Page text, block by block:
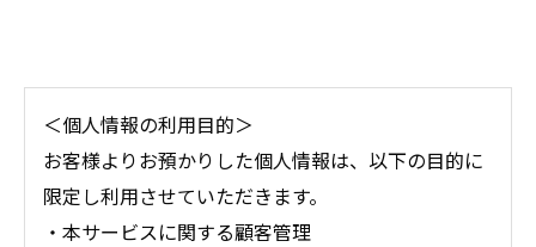
＜個人情報の利用目的＞
お客様よりお預かりした個人情報は、以下の目的に
限定し利用させていただきます。
・本サービスに関する顧客管理